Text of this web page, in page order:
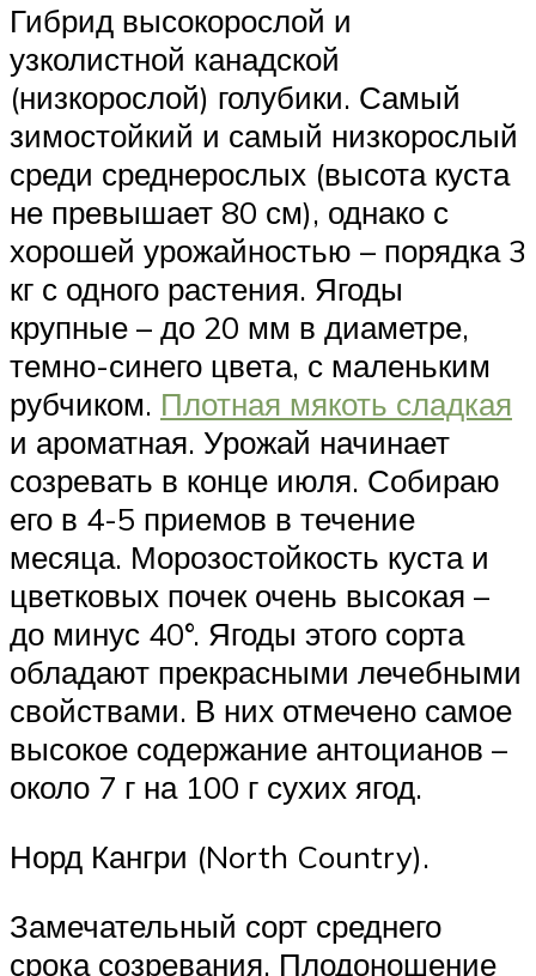
Гибрид высокорослой и
узколистной канадской
(низкорослой) голубики. Самый
зимостойкий и самый низкорослый
среди среднерослых (высота куста
не превышает 80 см), однако с
хорошей урожайностью – порядка 3
кг с одного растения. Ягоды
крупные – до 20 мм в диаметре,
темно-синего цвета, с маленьким
рубчиком. Плотная мякоть сладкая
и ароматная. Урожай начинает
созревать в конце июля. Собираю
его в 4-5 приемов в течение
месяца. Морозостойкость куста и
цветковых почек очень высокая –
до минус 40°. Ягоды этого сорта
обладают прекрасными лечебными
свойствами. В них отмечено самое
высокое содержание антоцианов –
около 7 г на 100 г сухих ягод.
Норд Кангри (North Country).
Замечательный сорт среднего
срока созревания. Плодоношение